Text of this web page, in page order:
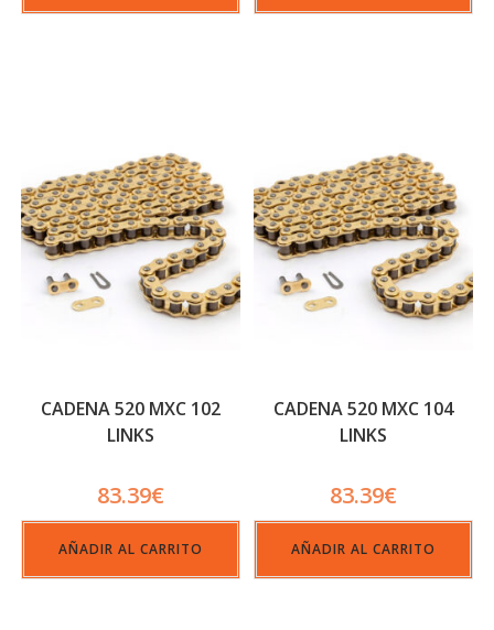
CADENA 520 MXC 102
LINKS
83.39€
AÑADIR AL CARRITO
CADENA 520 MXC 104
LINKS
83.39€
AÑADIR AL CARRITO